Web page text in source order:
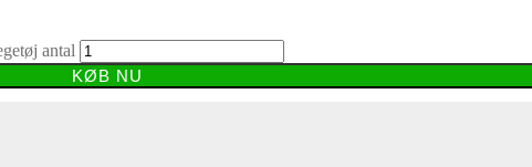
antal
KØB NU